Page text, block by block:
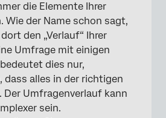
mit Umfrage
die Elemente Ihrer
Wie der Name schon sagt,
den „Verlauf“ Ihrer
Umfrage mit einigen
dies nur,
dass alles in der richtigen
Der Umfragenverlauf kann
sein.